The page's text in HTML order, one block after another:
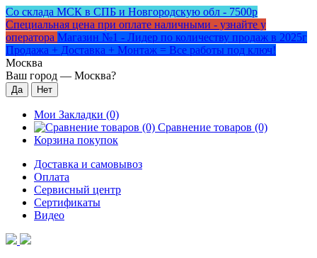
Со склада МСК в СПБ и Новгородскую обл - 7500р
Специальная цена при оплате наличными - узнайте у
оператора Магазин №1 - Лидер по количеству продаж в 2025г
Продажа + Доставка + Монтаж = Все работы под ключ!
Москва
Ваш город — Москва?
Мои Закладки (0)
Сравнение товаров (0)
Корзина покупок
Доставка и самовывоз
Оплата
Сервисный центр
Сертификаты
Видео